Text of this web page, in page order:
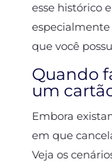
esse histórico
especialmente
que você
Quando
um
Embora
em que
Veja os